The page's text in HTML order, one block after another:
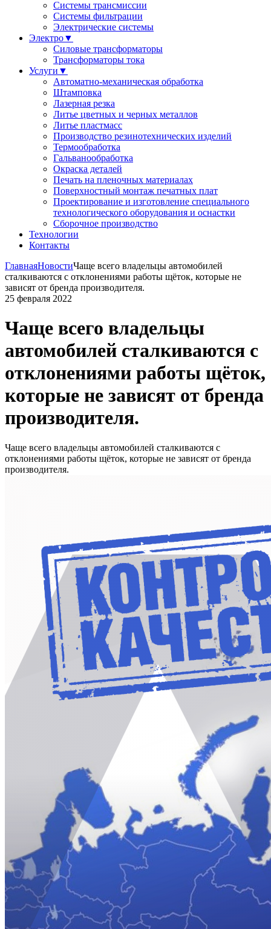
Системы трансмиссии
Системы фильтрации
Электрические системы
Электро▼
Силовые трансформаторы
Трансформаторы тока
Услуги ▼
Автоматно-механическая обработка
Штамповка
Лазерная резка
Литье цветных и черных металлов
Литье пластмасс
Производство резинотехнических изделий
Термообработка
Гальванообработка
Окраска деталей
Печать на пленочных материалах
Поверхностный монтаж печатных плат
Проектирование и изготовление специального
технологического оборудования и оснастки
Сборочное производство
Технологии
Контакты
ГлавнаяНовостиЧаще всего владельцы автомобилей
сталкиваются с отклонениями работы щёток, которые не
зависят от бренда производителя.
25 февраля 2022
Чаще всего владельцы
автомобилей сталкиваются с
отклонениями работы щёток,
которые не зависят от бренда
производителя.
Чаще всего владельцы автомобилей сталкиваются с
отклонениями работы щёток, которые не зависят от бренда
производителя.